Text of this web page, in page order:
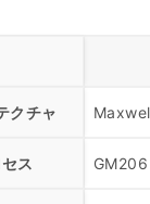
クチャ
ス GM206